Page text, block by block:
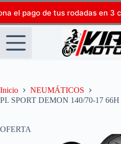
el pago de tus rodadas en 3
Inicio
NEUMÁTICOS
PI. SPORT DEMON 140/70-17
OFERTA